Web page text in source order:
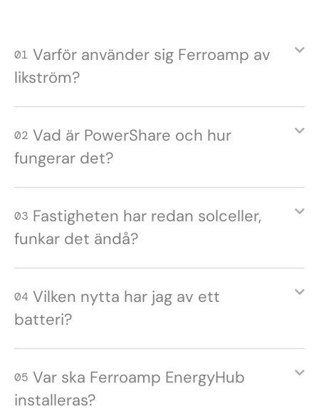
01 Varför använder sig Ferroamp av
likström?
02 Vad är PowerShare och hur
fungerar det?
03 Fastigheten har redan solceller,
funkar det ändå?
04 Vilken nytta har jag av ett
batteri?
05 Var ska Ferroamp EnergyHub
installeras?